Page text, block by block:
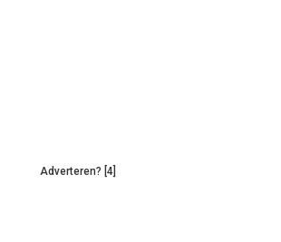
Adverteren? [4]